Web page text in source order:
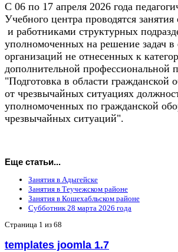
С 06 по 17 апреля 2026 года
Учебного центра проводятся
и работниками структурных
уполномоченных на решение задач
организаций не отнесенных к
дополнительной профессиональной
"Подготовка в области гражданской
от чрезвычайных ситуациях
уполномоченных по гражданской
чрезвычайных ситуаций".
Еще статьи...
Занятия в Адыгейске
Занятия в Теучежском районе
Занятия в Кошехабльском районе
Субботник 28 марта 2026 года
Страница 1 из 68
templates joomla 1.7